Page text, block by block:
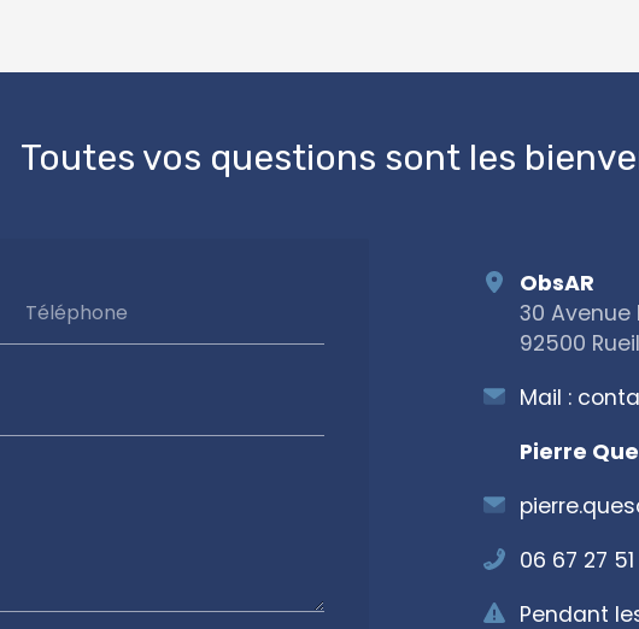
Toutes vos questions sont les
Téléphone
ObsAR
30 Avenue
92500
Mail :
Pierre
06 67 27
Pendant